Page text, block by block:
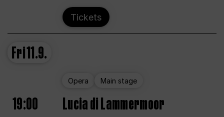
Tickets
Fri11.9.
Opera Main stage
19:00 Lucia di Lammermoor